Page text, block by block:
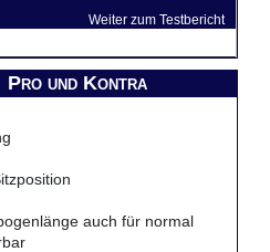
Weiter zum Testbericht
Pro und Kontra
auch für normal